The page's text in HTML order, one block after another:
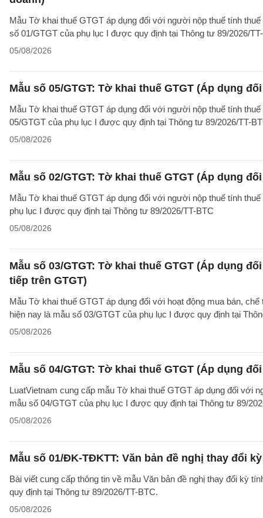
Mẫu Tờ khai thuế GTGT áp dụng đối với người nộp thuế tính
số 01/GTGT của phụ lục I được quy định tại Thông tư 89/2026/
05/08/2026
Mẫu số 05/GTGT: Tờ khai thuế GTGT (Áp dụng
Mẫu Tờ khai thuế GTGT áp dụng đối với người nộp thuế tính
05/GTGT của phụ lục I được quy định tại Thông tư 89/2026/TT-
05/08/2026
Mẫu số 02/GTGT: Tờ khai thuế GTGT (Áp dụng
Mẫu Tờ khai thuế GTGT áp dụng đối với người nộp thuế tính
phụ lục I được quy định tại Thông tư 89/2026/TT-BTC
05/08/2026
Mẫu số 03/GTGT: Tờ khai thuế GTGT (Áp dụng
tiếp trên GTGT)
Mẫu Tờ khai thuế GTGT áp dụng đối với hoạt động mua bán,
hiện nay là mẫu số 03/GTGT của phụ lục I được quy định tại
05/08/2026
Mẫu số 04/GTGT: Tờ khai thuế GTGT (Áp dụng
LuatVietnam cung cấp mẫu Tờ khai thuế GTGT áp dụng đối với
mẫu số 04/GTGT của phụ lục I được quy định tại Thông tư 89/
05/08/2026
Mẫu số 01/ĐK-TĐKTT: Văn bản đề nghị thay đổi
Bài viết cung cấp thông tin về mẫu Văn bản đề nghị thay đổi kỳ
quy định tại Thông tư 89/2026/TT-BTC.
05/08/2026